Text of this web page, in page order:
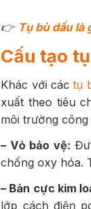
👉 Tụ bù dầu là
Cấu tạo
Khác với cáctụ
xuất theo tiêu
môi trường công
– Vỏ bảo vệ:
chống oxy hóa.
– Bản cực kim
lớp cách điện